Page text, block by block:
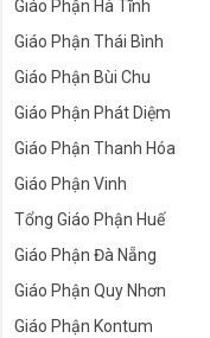
Giáo Phận Hà Tĩnh
Giáo Phận Thái Bình
Giáo Phận Bùi Chu
Giáo Phận Phát Diệm
Giáo Phận Thanh Hóa
Giáo Phận Vinh
Tổng Giáo Phận Huế
Giáo Phận Đà Nẵng
Giáo Phận Quy Nhơn
Giáo Phận Kontum